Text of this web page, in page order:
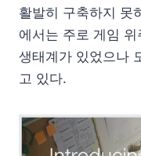
활발히 구축하지 못
에서는 주로 게임
생태계가 있었으나
고 있다.